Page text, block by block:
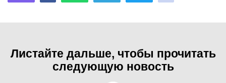
Листайте дальше, чтобы прочитать
следующую новость